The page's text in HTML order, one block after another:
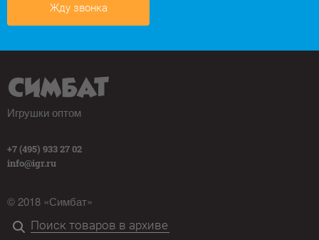
Жду звонка
Игрушки оптом
+7 (495) 933 27 02
info@igr.ru
© 2018 «Симбат»